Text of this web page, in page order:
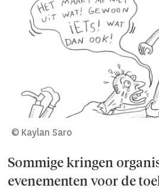
© Kaylan Saro
Sommige kringen
evenementen voor de